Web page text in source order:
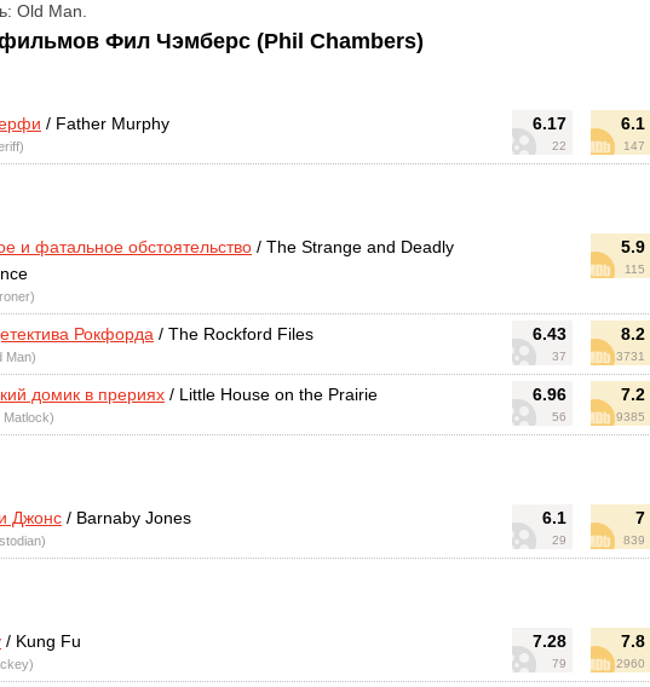
Old Man.
Фил Чэмберс (Phil Chambers)
6.17
22
6.1
147
/ Father Murphy
5.9
115
и фатальное обстоятельство / The Strange and Deadly
6.43
37
8.2
3731
Рокфорда / The Rockford Files
Man)
6.96
56
7.2
9385
домик в прериях / Little House on the Prairie
Matlock)
6.1
29
7
839
Джонс / Barnaby Jones
7.28
79
7.8
2960
/ Kung Fu